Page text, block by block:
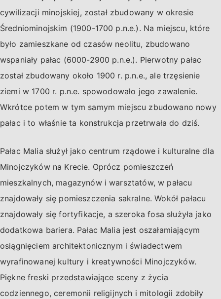
cywilizacji minojskiej, został zbudowany w okresie
Średniominojskim (1900-1700 p.n.e.). Na miejscu, które
było zamieszkane od czasów neolitu, zbudowano
wspaniały pałac (6000-2900 p.n.e.). Pierwotny pałac
został zbudowany około 1900 r. p.n.e., ale trzęsienie
ziemi w 1700 r. p.n.e. spowodowało jego zawalenie.
Wkrótce potem w tym samym miejscu zbudowano nowy
pałac i to właśnie ta konstrukcja przetrwała do dziś.
Pałac Malia służył jako centrum rządowe i kulturalne dla
Minojczyków na Krecie. Oprócz pomieszczeń
mieszkalnych, magazynów i warsztatów, w pałacu
znajdowały się pomieszczenia sakralne. Wokół pałacu
znajdowały się fortyfikacje, a szeroka fosa służyła jako
dodatkowa bariera. Pałac Malia jest oszałamiającym
osiągnięciem architektonicznym i świadectwem
wyrafinowanej kultury i kreatywności Minojczyków.
Piękne freski przedstawiające sceny z życia
codziennego, ceremonii religijnych i mitologii zdobiły